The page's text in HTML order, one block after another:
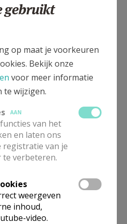
gebruikt
op maat je voorkeuren
Bekijk onze
voor meer informatie
te wijzigen.
AAN
van het
en laten ons
registratie van je
te verbeteren.
weergeven
inhoud,
video.